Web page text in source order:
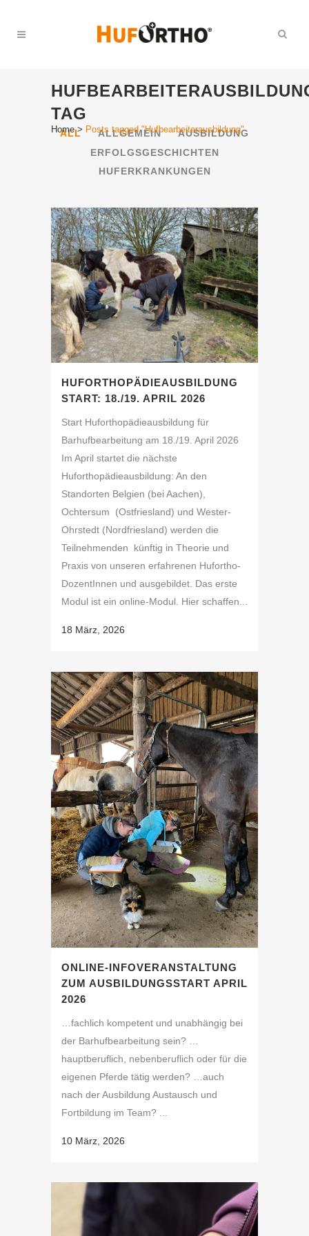
TAG
Home> Posts tagged "Hufbearbeiterausbildung"
ALL ALLGEMEIN
AUSBILDUNG
ERFOLGSGESCHICHTEN
HUFERKRANKUNGEN
HUFORTHOPÄDIEAUSBILDUNG
START: 18./19. APRIL 2026
Start Huforthopädieausbildung für
Barhufbearbeitung am 18./19. April 2026
Im April startet die nächste
Huforthopädieausbildung: An den
Standorten Belgien (bei Aachen),
Ochtersum (Ostfriesland) und Wester-
Ohrstedt (Nordfriesland) werden die
Teilnehmenden künftig in Theorie und
Praxis von unseren erfahrenen Hufortho-
DozentInnen und ausgebildet. Das erste
Modul ist ein online-Modul. Hier schaffen...
18 März, 2026
ONLINE-INFOVERANSTALTUNG
ZUM AUSBILDUNGSSTART APRIL
2026
…fachlich kompetent und unabhängig bei
der Barhufbearbeitung sein? …
hauptberuflich, nebenberuflich oder für die
eigenen Pferde tätig werden? …auch
nach der Ausbildung Austausch und
Fortbildung im Team? ...
10 März, 2026